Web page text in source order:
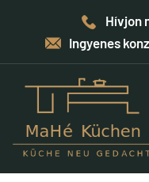
Hívjon
Ingyenes